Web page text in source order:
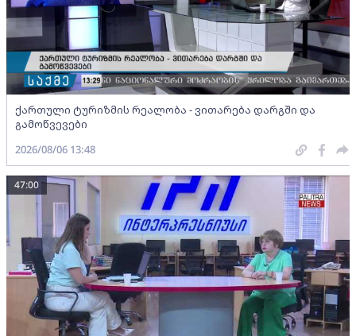
ქართული ტურიზმის რეალობა - ვითარება დარგში და
გამოწვევები
2026/08/06 13:48
47:00